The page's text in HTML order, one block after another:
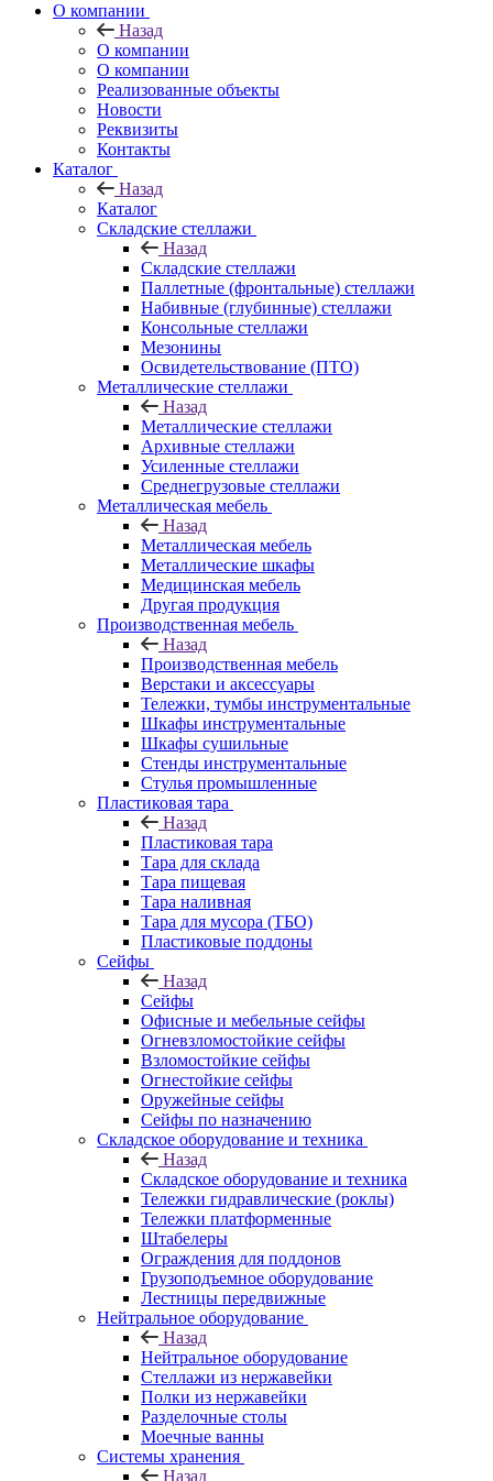
О компании
Назад
О компании
О компании
Реализованные объекты
Новости
Реквизиты
Контакты
Каталог
Назад
Каталог
Складские стеллажи
Назад
Складские стеллажи
Паллетные (фронтальные) стеллажи
Набивные (глубинные) стеллажи
Консольные стеллажи
Мезонины
Освидетельствование (ПТО)
Металлические стеллажи
Назад
Металлические стеллажи
Архивные стеллажи
Усиленные стеллажи
Среднегрузовые стеллажи
Металлическая мебель
Назад
Металлическая мебель
Металлические шкафы
Медицинская мебель
Другая продукция
Производственная мебель
Назад
Производственная мебель
Верстаки и аксессуары
Тележки, тумбы инструментальные
Шкафы инструментальные
Шкафы сушильные
Стенды инструментальные
Cтулья промышленные
Пластиковая тара
Назад
Пластиковая тара
Тара для склада
Тара пищевая
Тара наливная
Тара для мусора (ТБО)
Пластиковые поддоны
Сейфы
Назад
Сейфы
Офисные и мебельные сейфы
Огневзломостойкие сейфы
Взломостойкие сейфы
Огнестойкие сейфы
Оружейные сейфы
Сейфы по назначению
Складское оборудование и техника
Назад
Складское оборудование и техника
Тележки гидравлические (роклы)
Тележки платформенные
Штабелеры
Ограждения для поддонов
Грузоподъемное оборудование
Лестницы передвижные
Нейтральное оборудование
Назад
Нейтральное оборудование
Стеллажи из нержавейки
Полки из нержавейки
Разделочные столы
Моечные ванны
Системы хранения
Назад